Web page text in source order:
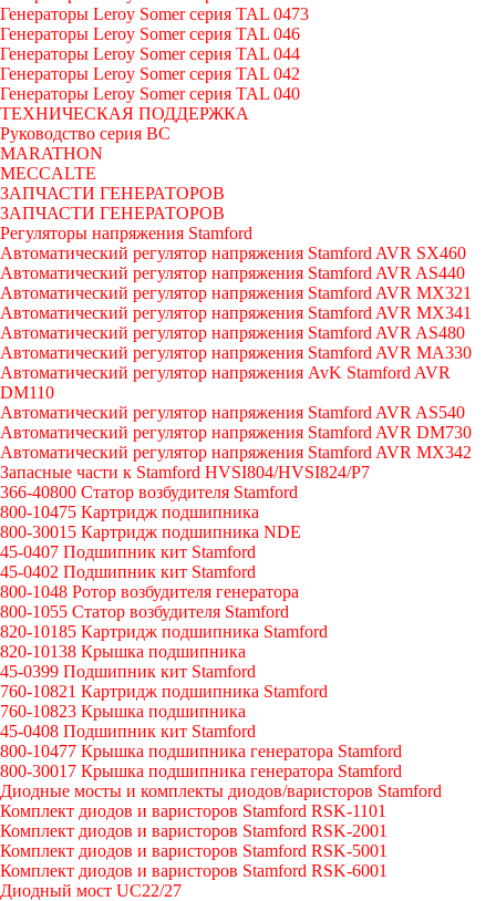
Генераторы Leroy Somer серия TAL 0473
Генераторы Leroy Somer серия TAL 046
Генераторы Leroy Somer серия TAL 044
Генераторы Leroy Somer серия TAL 042
Генераторы Leroy Somer серия TAL 040
ТЕХНИЧЕСКАЯ ПОДДЕРЖКА
Руководство серия BC
MARATHON
MECCALTE
ЗАПЧАСТИ ГЕНЕРАТОРОВ
ЗАПЧАСТИ ГЕНЕРАТОРОВ
Регуляторы напряжения Stamford
Автоматический регулятор напряжения Stamford AVR SX460
Автоматический регулятор напряжения Stamford AVR AS440
Автоматический регулятор напряжения Stamford AVR MX321
Автоматический регулятор напряжения Stamford AVR MX341
Автоматический регулятор напряжения Stamford AVR AS480
Автоматический регулятор напряжения Stamford AVR MA330
Автоматический регулятор напряжения AvK Stamford AVR
DM110
Автоматический регулятор напряжения Stamford AVR AS540
Автоматический регулятор напряжения Stamford AVR DM730
Автоматический регулятор напряжения Stamford AVR MX342
Запасные части к Stamford HVSI804/HVSI824/P7
366-40800 Статор возбудителя Stamford
800-10475 Картридж подшипника
800-30015 Картридж подшипника NDE
45-0407 Подшипник кит Stamford
45-0402 Подшипник кит Stamford
800-1048 Ротор возбудителя генератора
800-1055 Статор возбудителя Stamford
820-10185 Картридж подшипника Stamford
820-10138 Крышка подшипника
45-0399 Подшипник кит Stamford
760-10821 Картридж подшипника Stamford
760-10823 Крышка подшипника
45-0408 Подшипник кит Stamford
800-10477 Крышка подшипника генератора Stamford
800-30017 Крышка подшипника генератора Stamford
Диодные мосты и комплекты диодов/варисторов Stamford
Комплект диодов и варисторов Stamford RSK-1101
Комплект диодов и варисторов Stamford RSK-2001
Комплект диодов и варисторов Stamford RSK-5001
Комплект диодов и варисторов Stamford RSK-6001
Диодный мост UC22/27